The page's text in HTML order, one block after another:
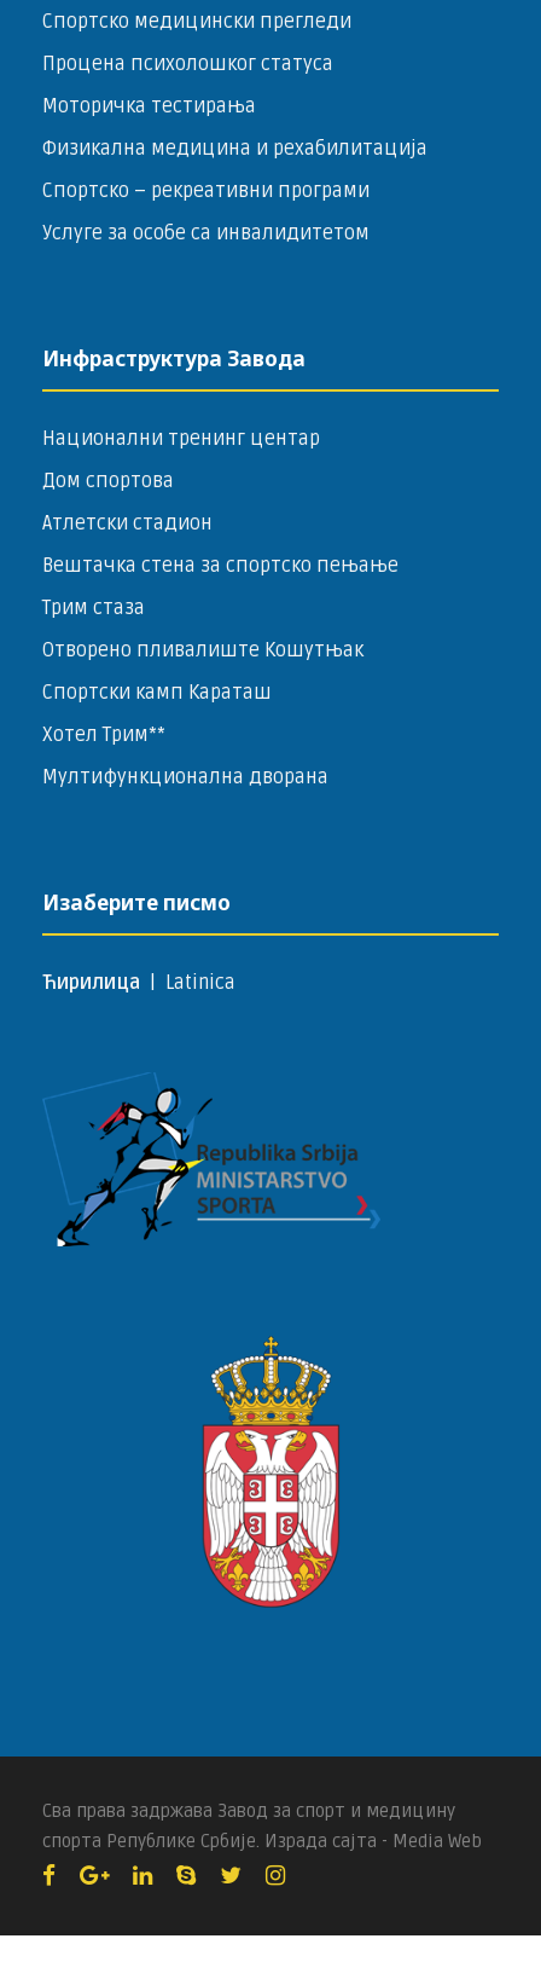
Спортско медицински прегледи
Процена психолошког статуса
Моторичка тестирања
Физикална медицина и рехабилитација
Спортско – ­рекреативни програми
Услуге за особе са инвалидитетом
Инфраструктура Завода
Национални тренинг центар
Дом спортова
Атлетски стадион
Вештачка стена за спортско пењање
Трим стаза
Отворено пливалиште Кошутњак
Спортски камп Караташ
Хотел Трим**
Мултифункционална дворана
Изаберите писмо
Ћирилица Latinica
Сва права задржава Завод за спорт и медицину
спорта Републике Србије. Израда сајта - Media Web